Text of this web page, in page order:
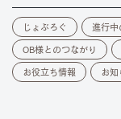
じょぶろぐ 進行中
OB様とのつながり
お役立ち情報 お知